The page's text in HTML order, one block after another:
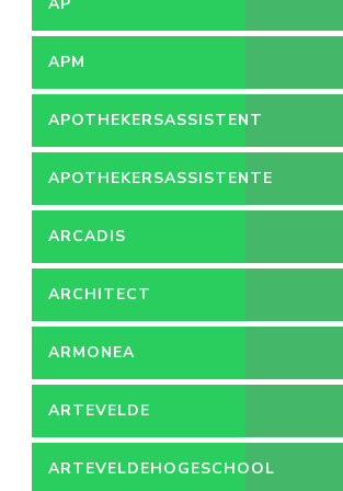
APM
APOTHEKERSASSISTENT
APOTHEKERSASSISTENTE
ARCADIS
ARCHITECT
ARMONEA
ARTEVELDE
ARTEVELDEHOGESCHOOL